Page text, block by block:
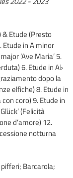
& Etude (Presto
in A minor
‘Ave Maria’ 5.
6. Etude in A♭
dopo la
elfiche) 8. Etude in
coro) 9. Etude in
(Felicità
d’amore) 12.
notturna
pifferi; Barcarola;